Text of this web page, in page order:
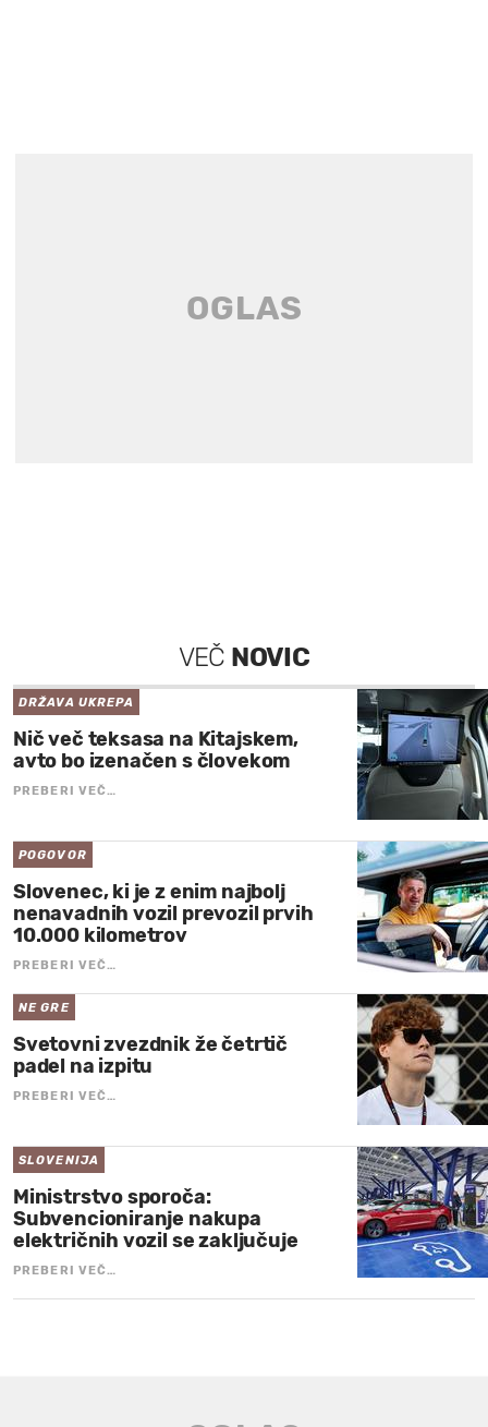
VEČ NOVIC
DRŽAVA UKREPA
Nič več teksasa na Kitajskem,
avto bo izenačen s človekom
PREBERI VEČ…
POGOVOR
Slovenec, ki je z enim najbolj
nenavadnih vozil prevozil prvih
10.000 kilometrov
PREBERI VEČ…
NE GRE
Svetovni zvezdnik že četrtič
padel na izpitu
PREBERI VEČ…
SLOVENIJA
Ministrstvo sporoča:
Subvencioniranje nakupa
električnih vozil se zaključuje
PREBERI VEČ…